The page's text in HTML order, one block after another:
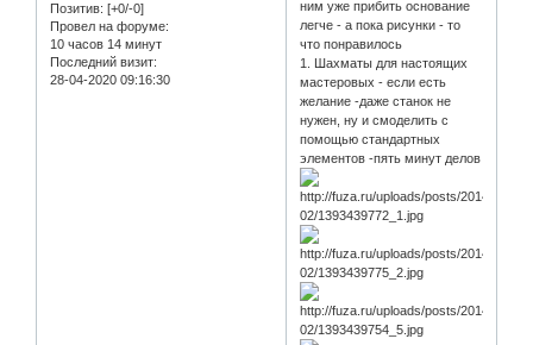
Позитив: [+0/-0]
Провел на форуме:
10 часов 14 минут
Последний визит:
28-04-2020 09:16:30
ним уже прибить основание
легче - а пока рисунки - то
что понравилось
1. Шахматы для настоящих
мастеровых - если есть
желание -даже станок не
нужен, ну и смоделить с
помощью стандартных
элементов -пять минут делов